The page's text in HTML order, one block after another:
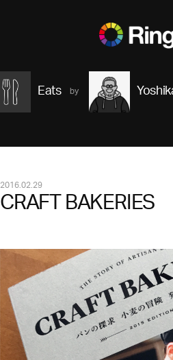
Eats
2016.02.29
CRAFT BAKERIES